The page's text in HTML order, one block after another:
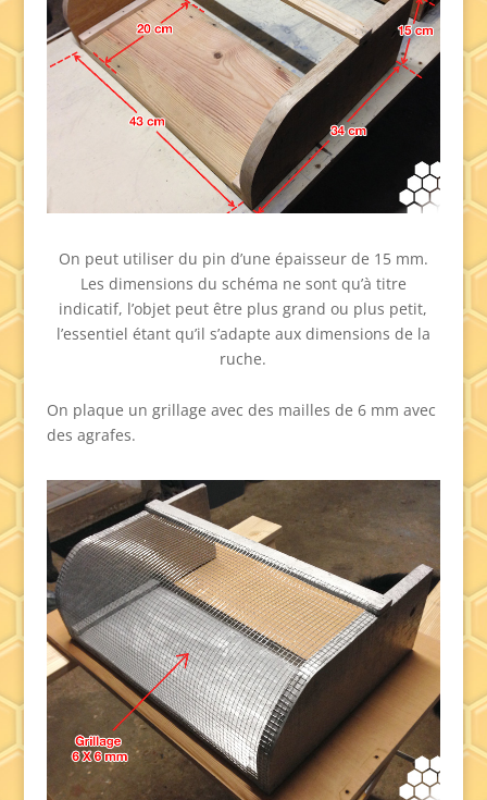
On peut utiliser du pin d’une épaisseur de 15 mm.
Les dimensions du schéma ne sont qu’à titre
indicatif, l’objet peut être plus grand ou plus petit,
l’essentiel étant qu’il s’adapte aux dimensions de la
ruche.
On plaque un grillage avec des mailles de 6 mm avec
des agrafes.